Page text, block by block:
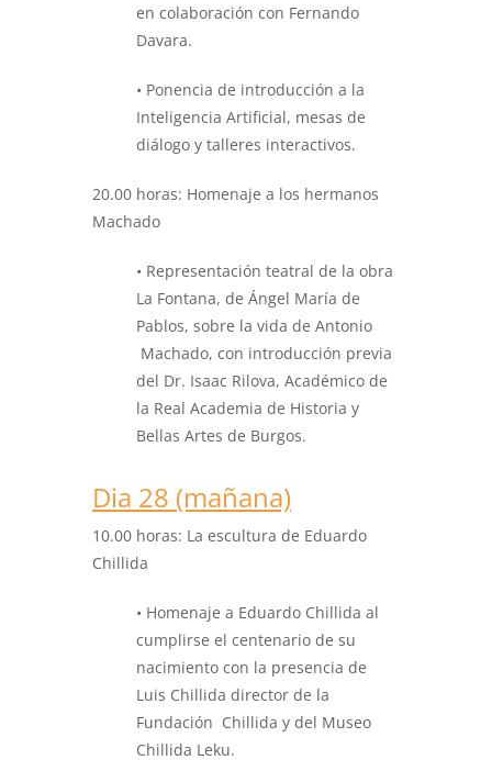
en colaboración con Fernando
Davara.
• Ponencia de introducción a la
Inteligencia Artificial, mesas de
diálogo y talleres interactivos.
20.00 horas: Homenaje a los hermanos
Machado
• Representación teatral de la obra
La Fontana, de Ángel María de
Pablos, sobre la vida de Antonio
Machado, con introducción previa
del Dr. Isaac Rilova, Académico de
la Real Academia de Historia y
Bellas Artes de Burgos.
Dia 28 (mañana)
10.00 horas: La escultura de Eduardo
Chillida
• Homenaje a Eduardo Chillida al
cumplirse el centenario de su
nacimiento con la presencia de
Luis Chillida director de la
Fundación Chillida y del Museo
Chillida Leku.